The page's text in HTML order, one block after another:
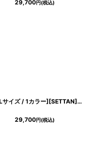
29,700円(税込)
[ XS-Lサイズ / 1カラー][SETTAN]リーフ柄・プリント・シフォン・Vネック・ノースリーブ・Aライン・ロングドレス[送料無料]
29,700円(税込)